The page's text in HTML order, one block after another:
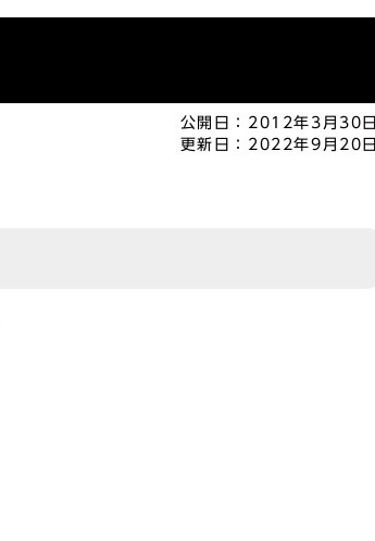
公開日： 2012年3月30日
更新日： 2022年9月20日